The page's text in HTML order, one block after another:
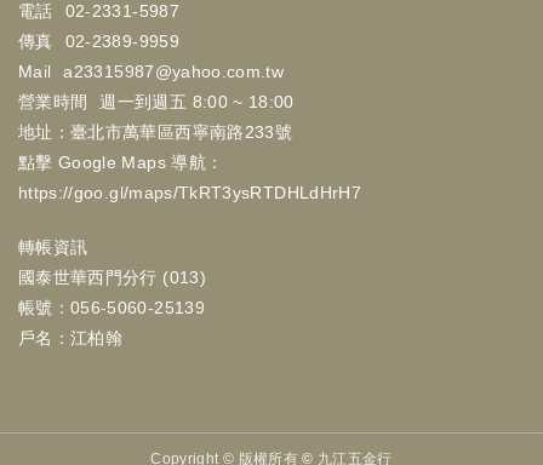
電話
02-2331-5987
傳真
02-2389-9959
Mail
a23315987@yahoo.com.tw
營業時間
週一到週五 8:00 ~ 18:00
地址：臺北市萬華區西寧南路233號
點擊 Google Maps 導航：
https://goo.gl/maps/TkRT3ysRTDHLdHrH7
轉帳資訊
國泰世華西門分行 (013)
帳號：056-5060-25139
戶名：江柏翰
Copyright © 版權所有 © 九江五金行